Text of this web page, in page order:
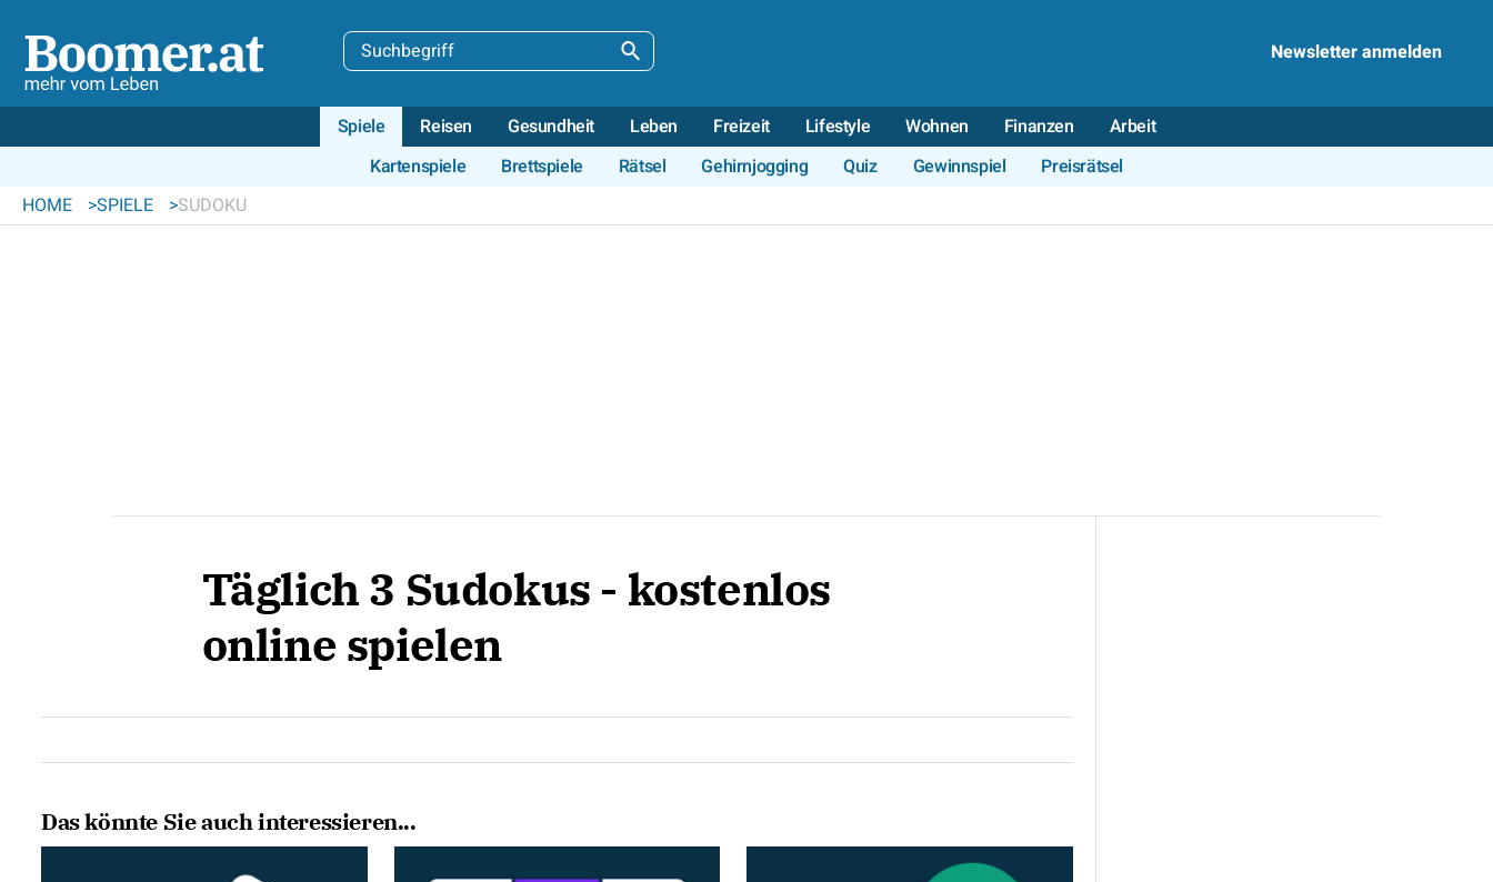
Newsletter anmelden
Spiele Reisen Gesundheit Leben Freizeit Lifestyle Wohnen Finanzen
Arbeit
Kartenspiele
Brettspiele Rätsel Gehirnjogging Quiz Gewinnspiel
Preisrätsel
HOME
SPIELE SUDOKU
Täglich 3 Sudokus - kostenlos
online spielen
Das könnte Sie auch interessieren...